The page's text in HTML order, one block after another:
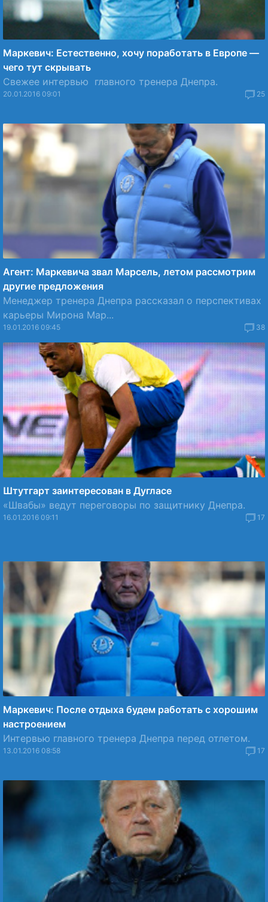
Маркевич: Естественно, хочу поработать в Европе —
чего тут скрывать
Свежее интервью главного тренера Днепра.
20.01.2016 09:01 25
Агент: Маркевича звал Марсель, летом рассмотрим
другие предложения
Менеджер тренера Днепра рассказал о перспективах
карьеры Мирона Мар...
19.01.2016 09:45 38
Штутгарт заинтересован в Дугласе
«Швабы» ведут переговоры по защитнику Днепра.
16.01.2016 09:11 17
Маркевич: После отдыха будем работать с хорошим
настроением
Интервью главного тренера Днепра перед отлетом.
13.01.2016 08:58 17